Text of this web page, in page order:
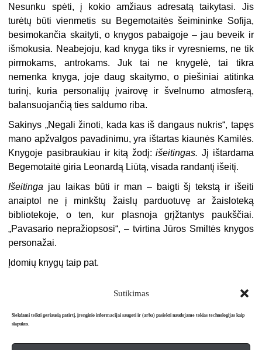
Sutikimas
Siekdami teikti geriausią patirtį, įrenginio informacijai saugoti ir (arba) pasiekti naudojame tokias technologijas kaip
slapukus.
Nesunku spėti, į kokio amžiaus adresatą taikytasi. Jis
turėtų būti vienmetis su Begemotaitės šeimininke Sofija,
besimokančia skaityti, o knygos pabaigoje – jau beveik ir
išmokusia. Neabejoju, kad knyga tiks ir vyresniems, ne tik
pirmokams, antrokams. Juk tai ne knygelė, tai tikra
nemenka knyga, joje daug skaitymo, o piešiniai atitinka
turinį, kuria personalijų įvairovę ir švelnumo atmosferą,
balansuojančią ties saldumo riba.
Sakinys „Negali žinoti, kada kas iš dangaus nukris“, tapęs
mano apžvalgos pavadinimu, yra ištartas kiaunės Kamilės.
Knygoje pasibraukiau ir kitą žodį:išeitingas. Jį ištardama
Begemotaitė giria Leonardą Liūtą, visada randantį išeitį.
Išeitinga jau laikas būti ir man – baigti šį tekstą ir išeiti
anaiptol ne į minkštų žaislų parduotuvę ar žaisloteką
bibliotekoje, o ten, kur plasnoja grįžtantys paukščiai.
„Pavasario nepražiopsosi“, – tvirtina Jūros Smiltės knygos
personažai.
Įdomių knygų taip pat.